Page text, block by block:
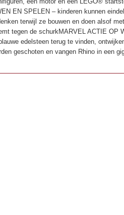
EN SPELEN – kinderen kunnen
terwijl ze bouwen en doen alsof
tegen de schurkMARVEL ACTIE OP
edelsteen terug te vinden,
geschoten en vangen Rhino in een